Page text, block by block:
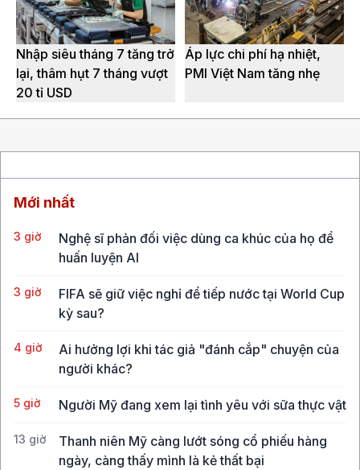
Nhập siêu tháng 7 tăng trở
lại, thâm hụt 7 tháng vượt
20 tỉ USD
Áp lực chi phí hạ nhiệt,
PMI Việt Nam tăng nhẹ
Mới nhất
3 giờ
Nghệ sĩ phản đối việc dùng ca khúc của họ để
huấn luyện AI
3 giờ
FIFA sẽ giữ việc nghỉ để tiếp nước tại World Cup
kỳ sau?
4 giờ
Ai hưởng lợi khi tác giả "đánh cắp" chuyện của
người khác?
5 giờ Người Mỹ đang xem lại tình yêu với sữa thực vật
13 giờ
Thanh niên Mỹ càng lướt sóng cổ phiếu hàng
ngày, càng thấy mình là kẻ thất bại